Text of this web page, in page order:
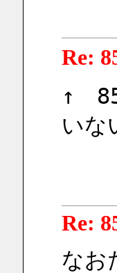
Re:
↑　
いな
Re:
なお